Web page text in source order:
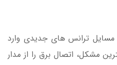
مسایل ترانس های جدیدی وارد
مشکل، اتصال برق را از مدار